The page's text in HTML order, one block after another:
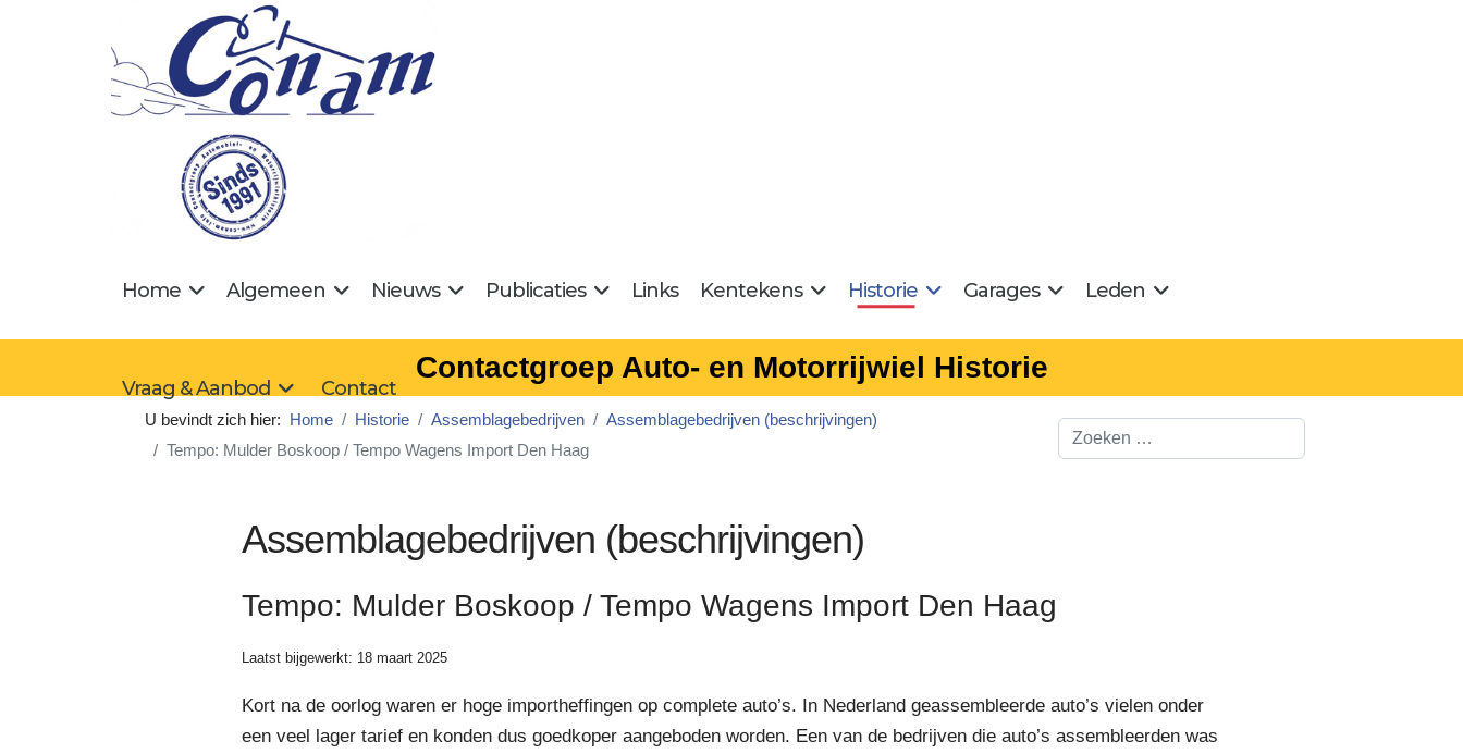
Home Algemeen Nieuws Publicaties Links Kentekens Historie Garages Leden
Vraag & Aanbod Contact
Contactgroep Auto- en Motorrijwiel Historie
U bevindt zich hier: Home Historie Assemblagebedrijven
Assemblagebedrijven (beschrijvingen)
Tempo: Mulder Boskoop / Tempo Wagens Import Den Haag
Assemblagebedrijven (beschrijvingen)
Tempo: Mulder Boskoop / Tempo Wagens Import Den Haag
Laatst bijgewerkt: 18 maart 2025
Kort na de oorlog waren er hoge importheffingen op complete auto’s. In Nederland geassembleerde auto’s vielen onder
een veel lager tarief en konden dus goedkoper aangeboden worden. Een van de bedrijven die auto’s assembleerden was